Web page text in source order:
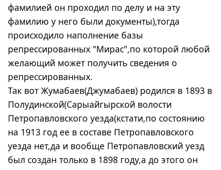
фамилией он проходил по делу и на эту
фамилию у него были документы),тогда
происходило наполнение базы
репрессированных "Мирас",по которой любой
желающий может получить сведения о
репрессированных.
Так вот Жумабаев(Джумабаев) родился в 1893 в
Полудинской(Сарыайгырской волости
Петропавловского уезда(кстати,по состоянию
на 1913 год ее в составе Петропавловского
уезда нет,да и вообще Петропавловский уезд
был создан только в 1898 году,а до этого он